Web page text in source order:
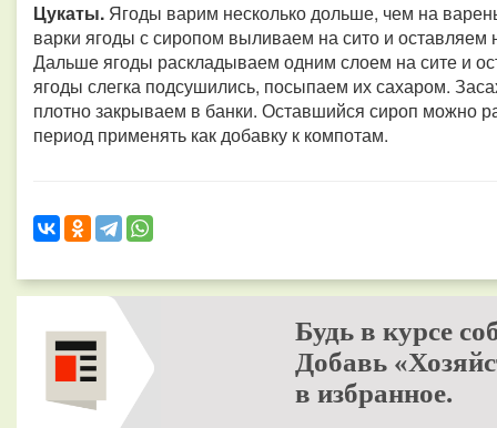
Цукаты. Ягоды варим несколько дольше, чем на
варки ягоды с сиропом выливаем на сито и оставляем
Дальше ягоды раскладываем одним слоем на сите и
ягоды слегка подсушились, посыпаем их сахаром.
плотно закрываем в банки. Оставшийся сироп можно
период применять как добавку к компотам.
Будь в курсе
Добавь
в избранное.